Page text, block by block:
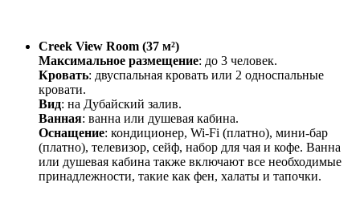
Creek View Room (37 м²)
Максимальное размещение: до 3 человек.
Кровать: двуспальная кровать или 2 односпальные
кровати.
Вид: на Дубайский залив.
Ванная: ванна или душевая кабина.
Оснащение: кондиционер, Wi-Fi (платно), мини-бар
(платно), телевизор, сейф, набор для чая и кофе. Ванна
или душевая кабина также включают все необходимые
принадлежности, такие как фен, халаты и тапочки.